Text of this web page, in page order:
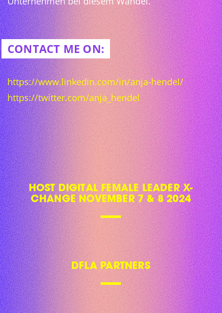
CONTACT ME ON:
https://www.linkedin.com/in/anja-hendel/
https://twitter.com/anja_hendel
HOST DIGITAL FEMALE LEADER X-
CHANGE NOVEMBER 7 & 8 2024
DFLA PARTNERS